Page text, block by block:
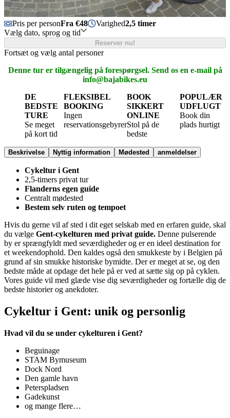
Pris per personFra €48 Varighed2,5 timer
Vælg dato, sprog og tid
Reserver nu!
Fortsæt og vælg antal personer
Denne tur er tilgængelig på forespørgsel. Send os en e-mail på
info@bajabikes.eu
DE
BEDSTE
TURE
Se meget
på kort tid
FLEKSIBEL
BOOKING
Ingen
reservationsgebyrer
BOOK
SIKKERT
ONLINE
Stol på de
bedste
POPULÆR
UDFLUGT
Book din
plads hurtigt
Beskrivelse Nyttig information Mødested anmeldelser
Cykeltur i Gent
2,5-timers privat tur
Flanderns egen guide
Centralt mødested
Bestem selv ruten og tempoet
Hvis du gerne vil af sted i dit eget selskab med en erfaren guide, skal
du vælge Gent-cykelturen med privat guide. Denne pulserende
by er sprængfyldt med seværdigheder og er en ideel destination for
et weekendophold. Den kaldes også den smukkeste by i Belgien på
grund af sin smukke historiske bymidte. Der er meget at se, og den
bedste måde at opdage det hele på er ved at sætte sig op på cyklen.
Vores guide vil med glæde vise dig seværdigheder og fortælle dig de
bedste historier og anekdoter.
Cykeltur i Gent: unik og personlig
Hvad vil du se under cykelturen i Gent?
Beguinage
STAM Bymuseum
Dock Nord
Den gamle havn
Peterspladsen
Gadekunst
og mange flere…